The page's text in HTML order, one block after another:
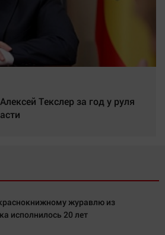
Текслер за год у руля
журавлю из
исполнилось 20 лет